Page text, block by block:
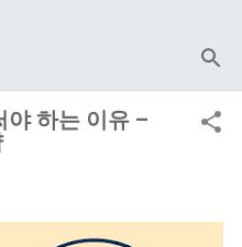
야 하는 이유 –